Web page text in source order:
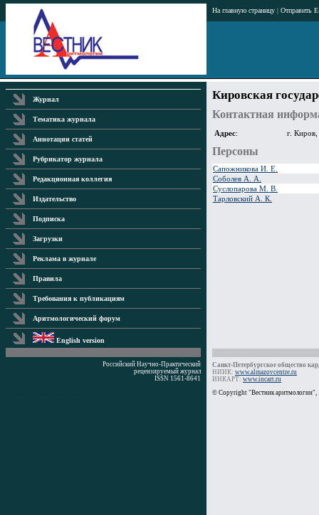
На главную страницу | Отправить
Журнал
Тематика журнала
Аннотации статей
Рубрикатор журнала
Редакционная коллегия
Издательство
Подписка
Загрузки
Реклама в журнале
Правила
Требования к публикациям
Аритмологический форум
English version
Кировская
Контактная
Адрес: г. Киров,
Персоны
Сапожникова И. Е.
Соболев А. А.
Суслопарова М. В.
Тарловский А. К.
Российский Научно-Практический
рецензируемый журнал
ISSN 1561-8641
Санкт-Петербургское общество
НИИК: www.almazovcentre.ru
ИНКАРТ: www.incart.ru
© Copyright "Вестник аритмологии",